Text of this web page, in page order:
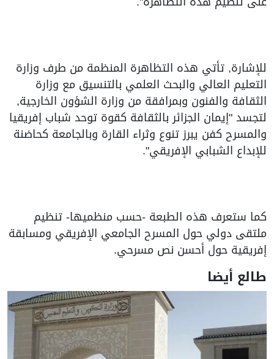
للإشارة, تأتي هذه التظاهرة المنظمة من طرف وزارة
التعليم العالي والبحث العلمي بالتنسيق مع وزارة
الثقافة والفنون وبمرافقة من وزارة الشؤون الخارجية,
لتجسد "إيمان الجزائر بالثقافة كقوة توحد شباب إفريقيا
والمسرح كفن يبرز تنوع وثراء القارة وبالجامعة كحاضنة
للإبداع الشبابي الإفريقي".
كما ستعرف هذه الطبعة -حسب منظميها- تنظيم
ملتقى دولي حول المسرح الجامعي الإفريقي ومسابقة
إفريقية حول أحسن نص مسرحي.
طالع أيضا